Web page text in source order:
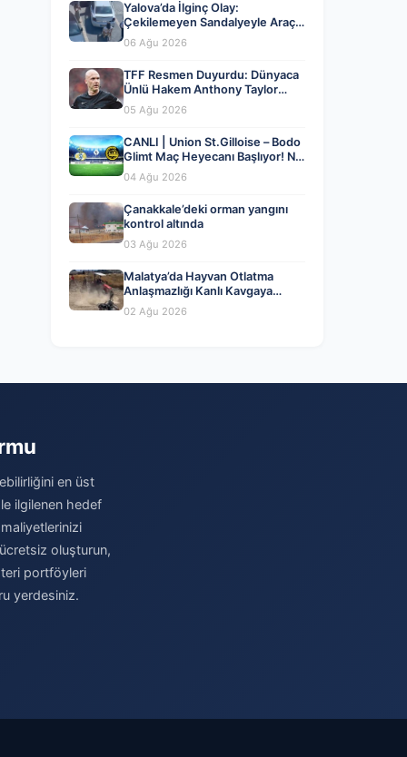
Yalova’da İlginç Olay:
Çekilemeyen Sandalyeyle Araç
Parkına Engel Olma Hikayesi
06 Ağu 2026
TFF Resmen Duyurdu: Dünyaca
Ünlü Hakem Anthony Taylor
MHK’da Göreve Başladı
05 Ağu 2026
CANLI | Union St.Gilloise – Bodo
Glimt Maç Heyecanı Başlıyor! Ne
Zaman ve Nerede İzlenir? – 04
Ağustos 2026
04 Ağu 2026
Çanakkale’deki orman yangını
kontrol altında
03 Ağu 2026
Malatya’da Hayvan Otlatma
Anlaşmazlığı Kanlı Kavgaya
Dönüştü
02 Ağu 2026
en üst
ilgilenen hedef
oluşturun,
portföyleri
yerdesiniz.